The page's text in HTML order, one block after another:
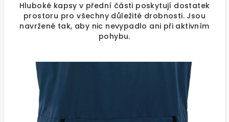
Hluboké kapsy v přední části poskytují dostatek
prostoru pro všechny důležité drobnosti. Jsou
navržené tak, aby nic nevypadlo ani při aktivním
pohybu.